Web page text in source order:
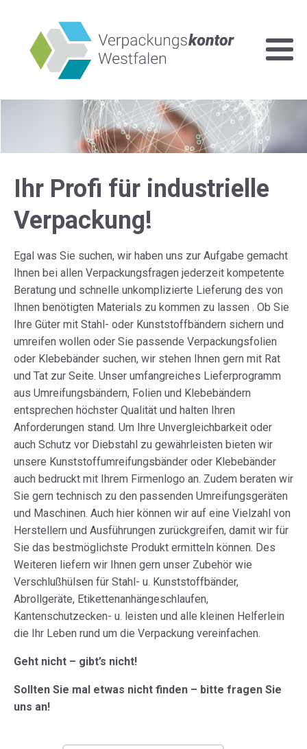
Ihr Profi für industrielle
Verpackung!
Egal was Sie suchen, wir haben uns zur Aufgabe gemacht
Ihnen bei allen Verpackungsfragen jederzeit kompetente
Beratung und schnelle unkomplizierte Lieferung des von
Ihnen benötigten Materials zu kommen zu lassen . Ob Sie
Ihre Güter mit Stahl- oder Kunststoffbändern sichern und
umreifen wollen oder Sie passende Verpackungsfolien
oder Klebebänder suchen, wir stehen Ihnen gern mit Rat
und Tat zur Seite. Unser umfangreiches Lieferprogramm
aus Umreifungsbändern, Folien und Klebebändern
entsprechen höchster Qualität und halten Ihren
Anforderungen stand. Um Ihre Unvergleichbarkeit oder
auch Schutz vor Diebstahl zu gewährleisten bieten wir
unsere Kunststoffumreifungsbänder oder Klebebänder
auch bedruckt mit Ihrem Firmenlogo an. Zudem beraten wir
Sie gern technisch zu den passenden Umreifungsgeräten
und Maschinen. Auch hier können wir auf eine Vielzahl von
Herstellern und Ausführungen zurückgreifen, damit wir für
Sie das bestmöglichste Produkt ermitteln können. Des
Weiteren liefern wir Ihnen gern unser Zubehör wie
Verschlußhülsen für Stahl- u. Kunststoffbänder,
Abrollgeräte, Etikettenanhängeschlaufen,
Kantenschutzecken- u. leisten und alle kleinen Helferlein
die Ihr Leben rund um die Verpackung vereinfachen.
Geht nicht – gibt’s nicht!
Sollten Sie mal etwas nicht finden – bitte fragen Sie
uns an!